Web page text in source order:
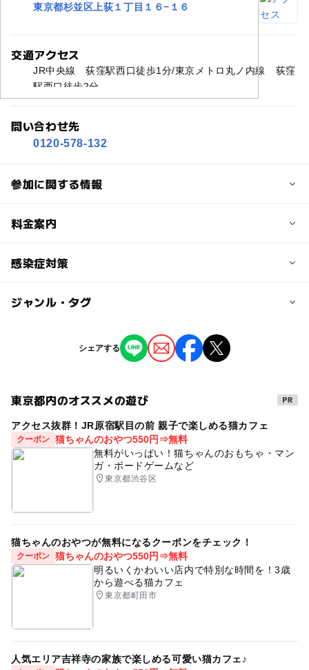
東京都杉並区上荻１丁目１６−１６
交通アクセス
JR中央線 荻窪駅西口徒歩1分/東京メトロ丸ノ内線 荻窪
駅西口徒歩2分
問い合わせ先
0120-578-132
参加に関する情報
定員
ございます。
0歳･1歳･2歳の赤ちゃん(乳児･幼児)
予約/応募
予約必要
最終応募締切 2022-8-5(金)
・撮影会＆ライフプラン相談会において発生した一切の事
故や怪我・病気などの責任を負いかねますことをあらかじ
めご了承ください。
・お子さまおよび保護者の方が体調不良の際には、他のご
参加者さまへの感染を防ぐため、ご連絡の上、来場をお控
責任は負いません。
料金案内
子供の料金
感染症対策
※新型コロナウイルス感染症に関する対応について※
新型コロナウイルス感染症が拡大している現状を受け、感
染予防と拡大防止の観点から、以下の対応を行って参りま
●各会場にアルコールを設置
「お子さま撮影会」は、人の出入りがありますので、手が
触れる箇所等は定期的に消毒いたします。
（消毒をしたい気になる物や場所などがあれば、ご遠慮な
くスタッフにお申し付けください）
●ご来場いただいたお客様への検温
ご入室時に、受付にて非接触タイプの体温計を用い、お客
様の体温を確認させていただきます。
検温の結果、37.5℃以上の発熱が確認された場合、入場を
お断りさせていただきます。
●スタッフマスク着用
ジャンル・タグ
プロカメラマンによる撮影 家族写真
撮影会 初夏 夏でも涼しい 夏の思い出
家族で思い出作り 涼しい
シェアする
東京都内のオススメの遊び
アクセス抜群！JR原宿駅目の前 親子で楽しめる猫カフェ
クーポン 猫ちゃんのおやつ550円⇒無料
無料がいっぱい！猫ちゃんのおもちゃ・マン
ガ・ボードゲームなど
東京都渋谷区
猫ちゃんのおやつが無料になるクーポンをチェック！
クーポン 猫ちゃんのおやつ550円⇒無料
明るいくかわいい店内で特別な時間を！3歳
から遊べる猫カフェ
東京都町田市
人気エリア吉祥寺の家族で楽しめる可愛い猫カフェ♪